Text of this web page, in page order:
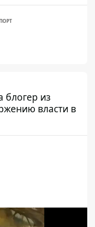
блогер из
власти в